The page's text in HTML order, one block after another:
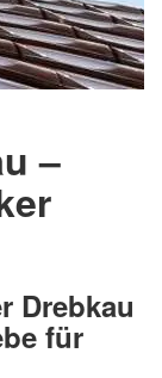
–
Drebkau
für